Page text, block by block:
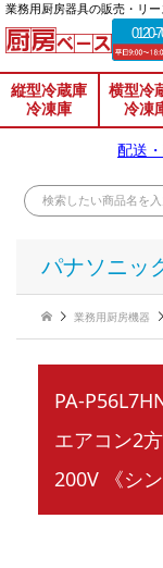
業務⽤厨房器具の販売・リ
0120-
縦型冷蔵庫
冷凍庫
横型冷
冷凍
配送
パナソニッ
業務用厨房機器
PA-
エアコン2
200V 《シ